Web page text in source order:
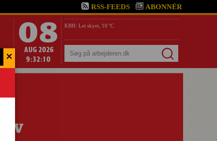
RSS-FEEDS ABONNÉR
08
AUG 2026
9:32:11
KBH: Let skyet, 10 °C
Søg
×